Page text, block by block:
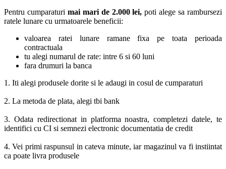
Pentru cumparaturi mai mari de 2.000 lei, poti alege sa rambursezi
ratele lunare cu urmatoarele beneficii:
valoarea ratei lunare ramane fixa pe toata perioada
contractuala
tu alegi numarul de rate: intre 6 si 60 luni
fara drumuri la banca
1. Iti alegi produsele dorite si le adaugi in cosul de cumparaturi
2. La metoda de plata, alegi tbi bank
3. Odata redirectionat in platforma noastra, completezi datele, te
identifici cu CI si semnezi electronic documentatia de credit
4. Vei primi raspunsul in cateva minute, iar magazinul va fi instiintat
ca poate livra produsele